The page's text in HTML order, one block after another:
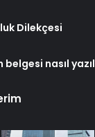
Dilekçesi
nasıl